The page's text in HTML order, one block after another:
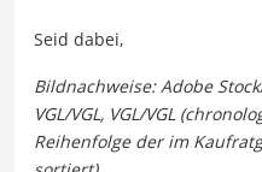
Seid dabei,